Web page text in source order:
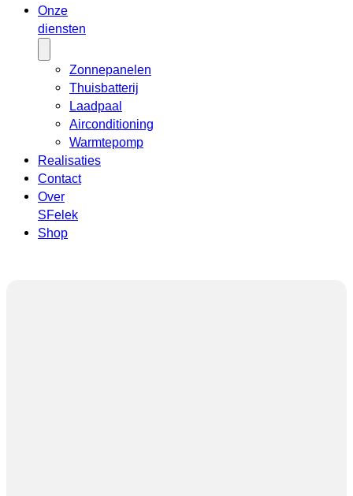
Onze
diensten
Zonnepanelen
Thuisbatterij
Laadpaal
Airconditioning
Warmtepomp
Realisaties
Contact
Over
SFelek
Shop